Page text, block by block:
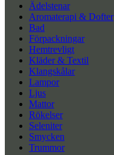
Ädelstenar
Aromaterapi & Dofter
Bad
Förpackningar
Hemtrevligt
Kläder & Textil
Klangskålar
Lampor
Ljus
Mattor
Rökelser
Seleniter
Smycken
Trummor